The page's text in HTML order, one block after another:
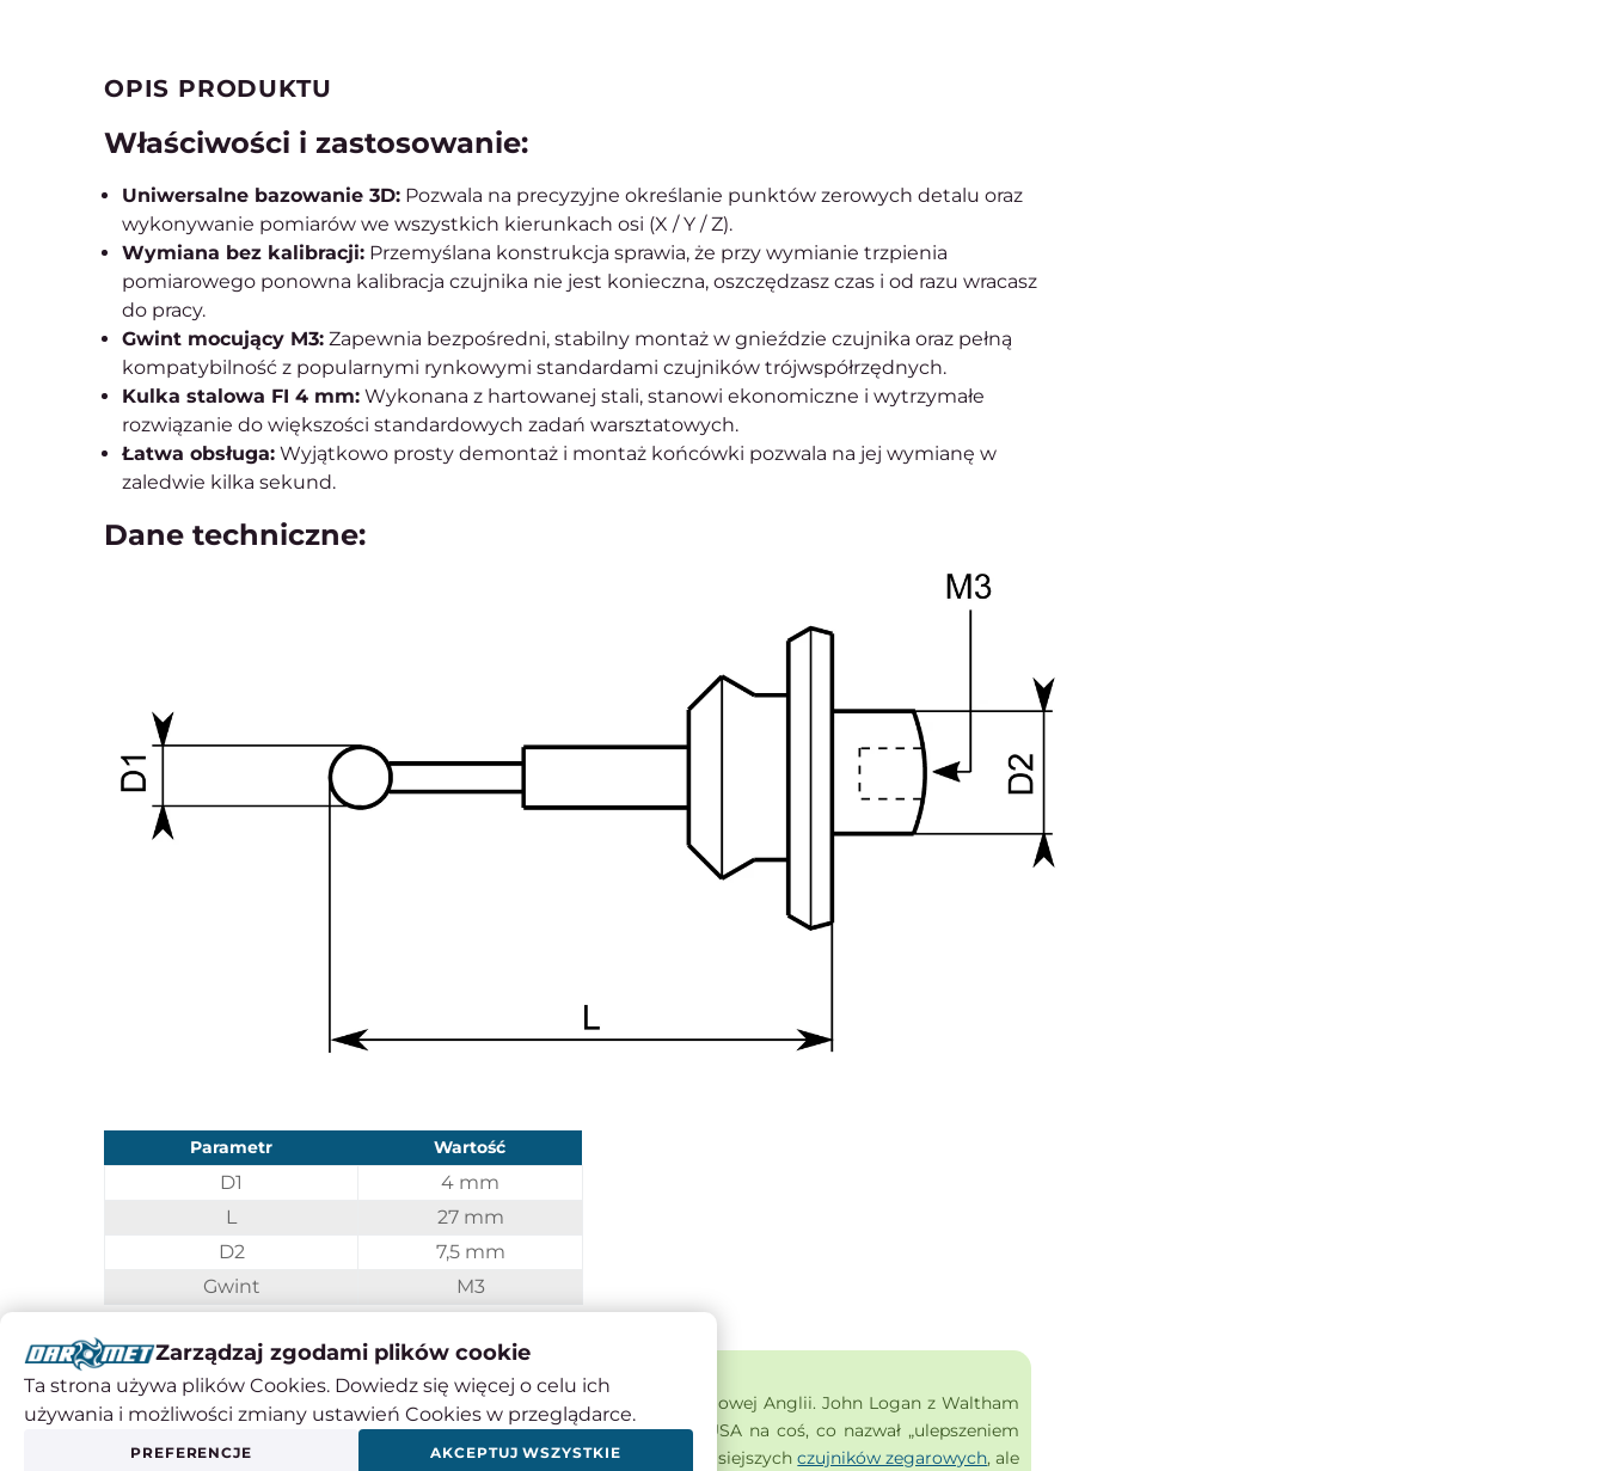
OPIS PRODUKTU
Właściwości i zastosowanie:
Uniwersalne bazowanie 3D: Pozwala na precyzyjne określanie punktów zerowych detalu oraz
wykonywanie pomiarów we wszystkich kierunkach osi (X / Y / Z).
Wymiana bez kalibracji: Przemyślana konstrukcja sprawia, że przy wymianie trzpienia
pomiarowego ponowna kalibracja czujnika nie jest konieczna, oszczędzasz czas i od razu wracasz
do pracy.
Gwint mocujący M3: Zapewnia bezpośredni, stabilny montaż w gnieździe czujnika oraz pełną
kompatybilność z popularnymi rynkowymi standardami czujników trójwspółrzędnych.
Kulka stalowa FI 4 mm: Wykonana z hartowanej stali, stanowi ekonomiczne i wytrzymałe
rozwiązanie do większości standardowych zadań warsztatowych.
Łatwa obsługa: Wyjątkowo prosty demontaż i montaż końcówki pozwala na jej wymianę w
zaledwie kilka sekund.
Dane techniczne:
Parametr Wartość
D1
4 mm
L
27 mm
D2
7,5 mm
Gwint
M3
Czy wiesz, że ...?
Czujnik zegarowy powstał dzięki pracy XIX-wiecznego zegarmistrza z Nowej Anglii. John Logan z Waltham
w stanie Massachusetts złożył 15 maja 1883 r. wniosek patentowy w USA na coś, co nazwał „ulepszeniem
przyrządów pomiarowych”. Jego wygląd zewnętrzny nie różnił się od dzisiejszychczujników zegarowych, ale
Zarządzaj zgodami plików cookie
Ta strona używa plików Cookies. Dowiedz się więcej o celu ich
używania i możliwości zmiany ustawień Cookies w przeglądarce.
PREFERENCJE AKCEPTUJ WSZYSTKIE